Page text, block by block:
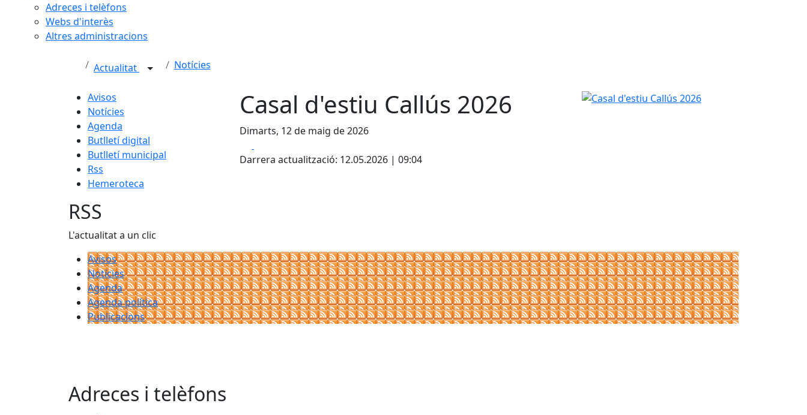
Adreces i telèfons
Webs d'interès
Altres administracions
Actualitat Notícies
Avisos
Notícies
Agenda
Butlletí digital
Butlletí municipal
Rss
Hemeroteca
Casal d'estiu Callús 2026
Dimarts, 12 de maig de 2026
Darrera actualització: 12.05.2026 | 09:04
Casal d'estiu Callús 2026
RSS
L'actualitat a un clic
Avisos
Notícies
Agenda
Agenda política
Publicacions
Adreces i telèfons